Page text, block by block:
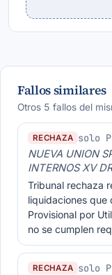
Fallos similares
Otros 5 fallos del
RECHAZA solo
NUEVA UNION
INTERNOS XV
Tribunal rechaza
liquidaciones que
Provisional por
no se cumplen
RECHAZA solo